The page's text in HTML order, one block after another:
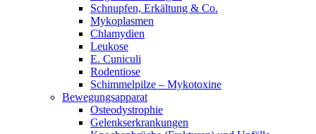
Schnupfen, Erkältung & Co.
Mykoplasmen
Chlamydien
Leukose
E. Cuniculi
Rodentiose
Schimmelpilze – Mykotoxine
Bewegungsapparat
Osteodystrophie
Gelenkserkrankungen